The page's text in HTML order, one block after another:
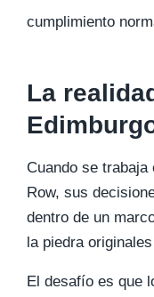
cumplimiento
La
Cuando se
Row, sus
dentro de un
la piedra
El desafío es que